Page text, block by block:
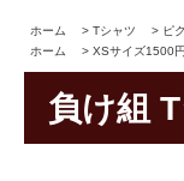
ホーム > Tシャツ > ピ
ホーム
> XSサイズ1500
負け組